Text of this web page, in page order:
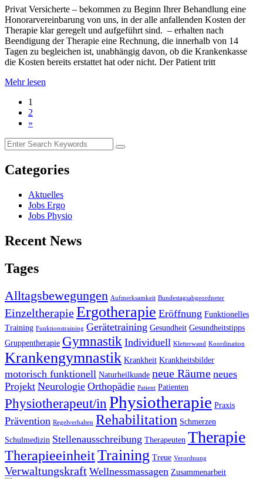
Privat Versicherte – bekommen zu Beginn Ihrer Behandlung eine
Honorarvereinbarung von uns, in der alle anfallenden Kosten der
Therapie klar geregelt und aufgeführt sind. – erhalten nach
Beendigung der Therapie eine Rechnung, die innerhalb von 14
Tagen zu begleichen ist, unabhängig davon, ob die Krankenkasse
die Kosten bereits erstattet hat oder nicht. Der Patient tritt
Mehr lesen
1
2
»
Categories
Aktuelles
Jobs Ergo
Jobs Physio
Recent News
Tages
Alltagsbewegungen Aufmerksamkeit Bundestagsabgeordneter
EinzeltherapieErgotherapie Eröffnung Funktionelles
Training Funktionstraining Gerätetraining Gesundheit Gesundheitstipps
Gruppentherapie Gymnastik Individuell Kletterwand Koordination
Krankengymnastik Krankheit Krankheitsbilder
motorisch funktionell Naturheilkunde neue Räume neues
Projekt Neurologie Orthopädie Patient Patienten
Physiotherapeut/in Physiotherapie Praxis
Prävention Regelverhalten Rehabilitation Schmerzen
Schulmedizin Stellenausschreibung Therapeuten Therapie
TherapieeinheitTraining Treue Verordnung
Verwaltungskraft Wellnessmassagen Zusammenarbeit